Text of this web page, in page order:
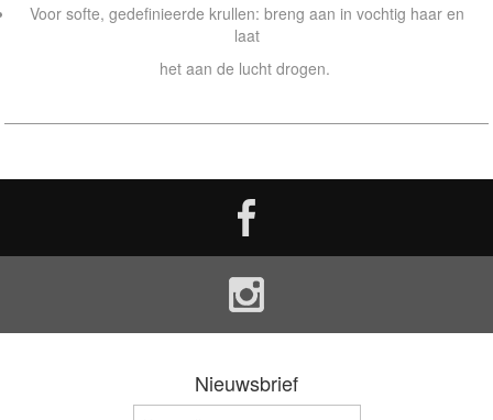
Voor softe, gedefinieerde krullen: breng aan in vochtig haar en
laat
het aan de lucht drogen.
Nieuwsbrief